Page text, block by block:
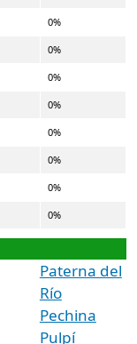
0%
0%
0%
0%
0%
0%
0%
0%
Paterna del
Río
Pechina
Pulpí